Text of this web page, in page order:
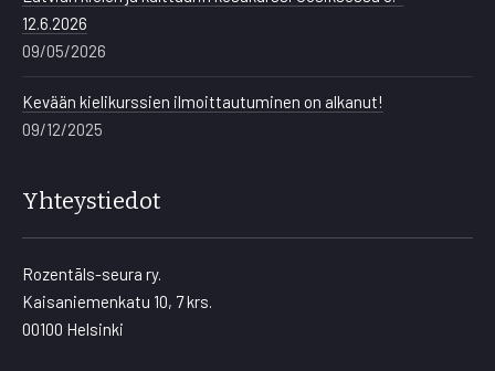
12.6.2026
09/05/2026
Kevään kielikurssien ilmoittautuminen on alkanut!
09/12/2025
Yhteystiedot
Rozentāls-seura ry.
Kaisaniemenkatu 10, 7 krs.
00100 Helsinki